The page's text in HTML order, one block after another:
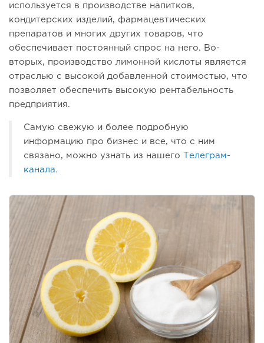
используется в производстве напитков,
кондитерских изделий, фармацевтических
препаратов и многих других товаров, что
обеспечивает постоянный спрос на него. Во-
вторых, производство лимонной кислоты является
отраслью с высокой добавленной стоимостью, что
позволяет обеспечить высокую рентабельность
предприятия.
Самую свежую и более подробную
информацию про бизнес и все, что с ним
связано, можно узнать из нашего
Телеграм-
канала.